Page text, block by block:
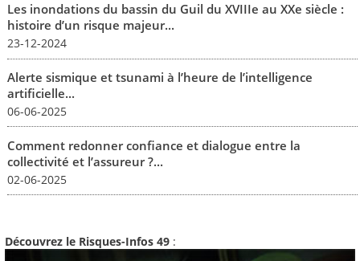
Les inondations du bassin du Guil du XVIIIe au XXe siècle :
histoire d’un risque majeur...
23-12-2024
Alerte sismique et tsunami à l’heure de l’intelligence
artificielle...
06-06-2025
Comment redonner confiance et dialogue entre la
collectivité et l’assureur ?...
02-06-2025
Découvrez le Risques-Infos 49 :